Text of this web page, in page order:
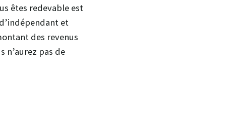
êtes redevable est
et
des revenus
n’aurez pas de